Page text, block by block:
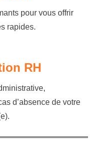
pour vous offrir
rapides.
RH
d’absence de votre